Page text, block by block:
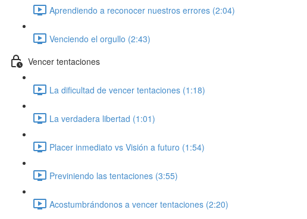
Aprendiendo a reconocer nuestros errores (2:04)
Venciendo el orgullo (2:43)
Vencer tentaciones
La dificultad de vencer tentaciones (1:18)
La verdadera libertad (1:01)
Placer inmediato vs Visión a futuro (1:54)
Previniendo las tentaciones (3:55)
Acostumbrándonos a vencer tentaciones (2:20)